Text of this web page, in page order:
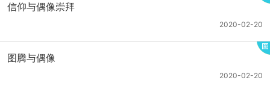
信仰与偶像崇拜
2020-02-20
图腾与偶像
2020-02-20